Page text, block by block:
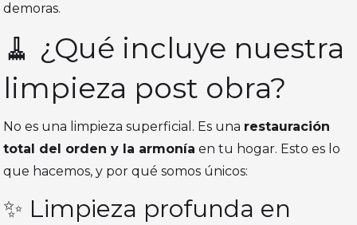
demoras.
🧹 ¿Qué incluye nuestra
limpieza post obra?
No es una limpieza superficial. Es una restauración
total del orden y la armonía en tu hogar. Esto es lo
que hacemos, y por qué somos únicos:
✨ Limpieza profunda en